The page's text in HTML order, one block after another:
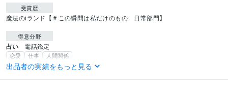
受賞歴
魔法のiランド【＃この瞬間は私だけのもの　日常部門】
得意分野
占い 電話鑑定
恋愛 仕事 人間関係
占い 質問①つ⭐タロット占い チャット鑑定30分
未来
出品者の実績をもっと見る